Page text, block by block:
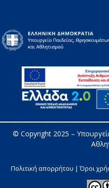
© Copyright 2025 –
Πολιτική απορρήτου | Όροι